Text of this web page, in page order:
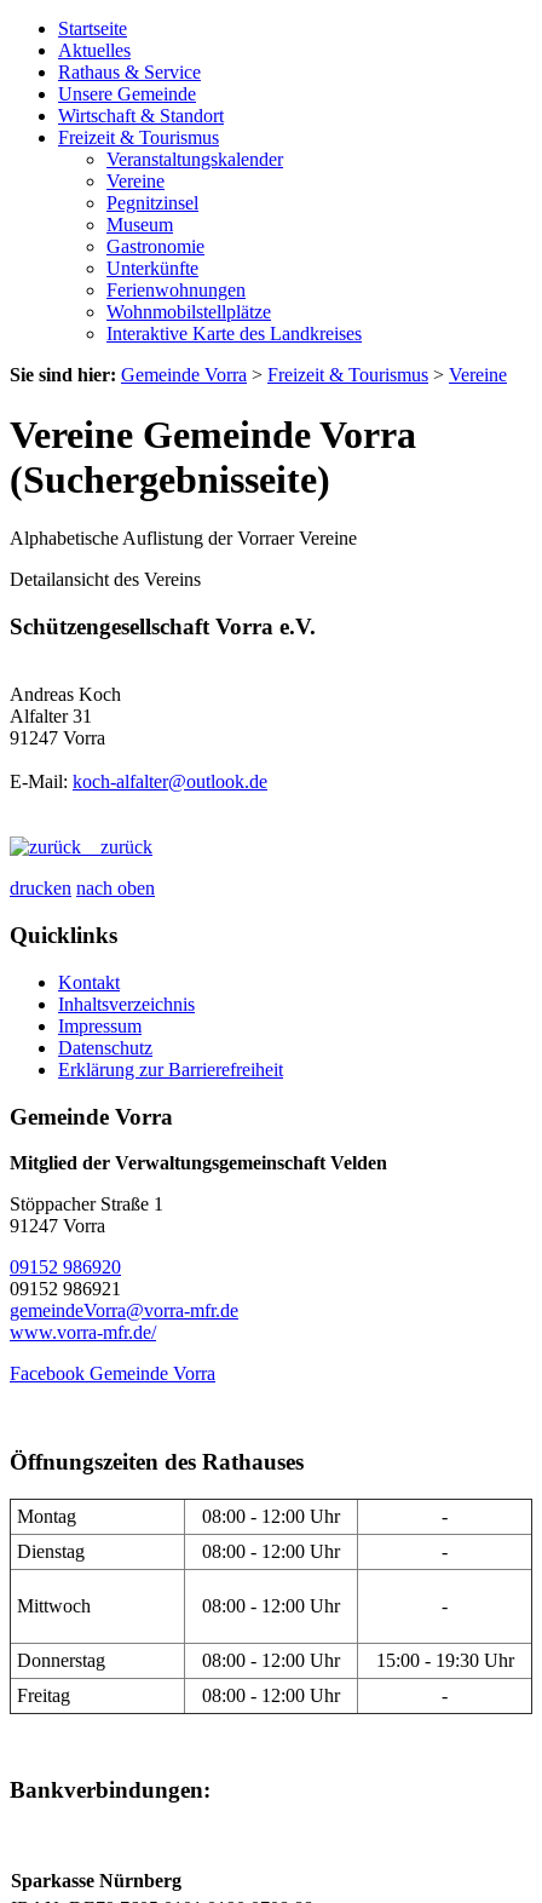
Startseite
Aktuelles
Rathaus & Service
Unsere Gemeinde
Wirtschaft & Standort
Freizeit & Tourismus
Veranstaltungskalender
Vereine
Pegnitzinsel
Museum
Gastronomie
Unterkünfte
Ferienwohnungen
Wohnmobilstellplätze
Interaktive Karte des Landkreises
Sie sind hier: Gemeinde Vorra > Freizeit & Tourismus > Vereine
Vereine Gemeinde Vorra
(Suchergebnisseite)
Alphabetische Auflistung der Vorraer Vereine
Detailansicht des Vereins
Schützengesellschaft Vorra e.V.
Andreas Koch
Alfalter 31
91247 Vorra
E-Mail: koch-alfalter@outlook.de
zurück
drucken nach oben
Quicklinks
Kontakt
Inhaltsverzeichnis
Impressum
Datenschutz
Erklärung zur Barrierefreiheit
Gemeinde Vorra
Mitglied der Verwaltungsgemeinschaft Velden
Stöppacher Straße 1
91247 Vorra
09152 986920
09152 986921
gemeindeVorra@vorra-mfr.de
www.vorra-mfr.de/
Facebook Gemeinde Vorra
Öffnungszeiten des Rathauses
Montag 08:00 - 12:00 Uhr
-
Dienstag
08:00 - 12:00 Uhr -
Mittwoch 08:00 - 12:00 Uhr -
Donnerstag 08:00 - 12:00 Uhr
15:00 - 19:30 Uhr
Freitag
08:00 - 12:00 Uhr -
Bankverbindungen:
Sparkasse Nürnberg